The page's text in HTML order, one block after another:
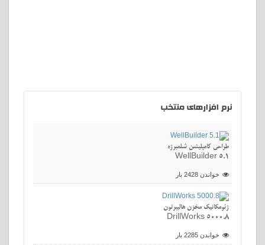
نرم افزارهای منتخب
طراحی کامپلیشن شلمبرژه
WellBuilder 5.1
خواندن 2428 بار
ژئومکانیک مخزن هالیبرتون
DrillWorks 5000.8
خواندن 2285 بار